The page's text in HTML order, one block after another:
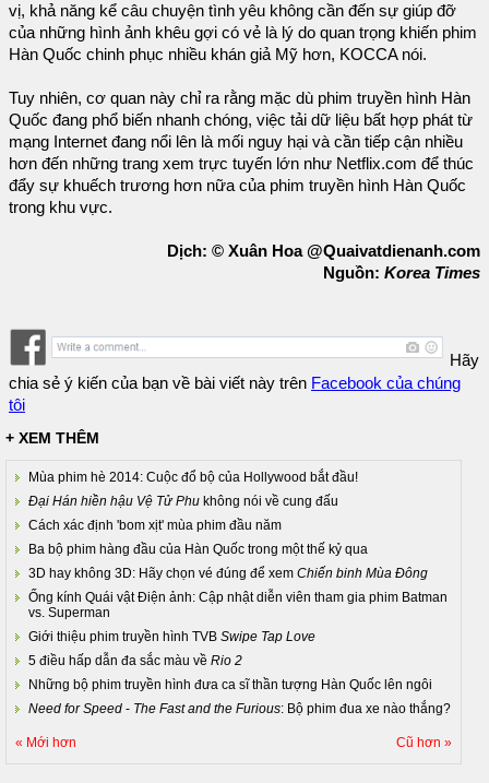
vị, khả năng kể câu chuyện tình yêu không cần đến sự giúp đỡ
của những hình ảnh khêu gợi có vẻ là lý do quan trọng khiến phim
Hàn Quốc chinh phục nhiều khán giả Mỹ hơn, KOCCA nói.
Tuy nhiên, cơ quan này chỉ ra rằng mặc dù phim truyền hình Hàn
Quốc đang phổ biến nhanh chóng, việc tải dữ liệu bất hợp phát từ
mạng Internet đang nổi lên là mối nguy hại và cần tiếp cận nhiều
hơn đến những trang xem trực tuyến lớn như Netflix.com để thúc
đẩy sự khuếch trương hơn nữa của phim truyền hình Hàn Quốc
trong khu vực.
Dịch: © Xuân Hoa @Quaivatdienanh.com
Nguồn: Korea Times
Hãy
chia sẻ ý kiến của bạn về bài viết này trên Facebook của chúng
tôi
+ XEM THÊM
Mùa phim hè 2014: Cuộc đổ bộ của Hollywood bắt đầu!
Đại Hán hiền hậu Vệ Tử Phu không nói về cung đấu
Cách xác định 'bom xịt' mùa phim đầu năm
Ba bộ phim hàng đầu của Hàn Quốc trong một thế kỷ qua
3D hay không 3D: Hãy chọn vé đúng để xem Chiến binh Mùa Đông
Ống kính Quái vật Điện ảnh: Cập nhật diễn viên tham gia phim Batman
vs. Superman
Giới thiệu phim truyền hình TVB Swipe Tap Love
5 điều hấp dẫn đa sắc màu về Rio 2
Những bộ phim truyền hình đưa ca sĩ thần tượng Hàn Quốc lên ngôi
Need for Speed - The Fast and the Furious: Bộ phim đua xe nào thắng?
« Mới hơn Cũ hơn »